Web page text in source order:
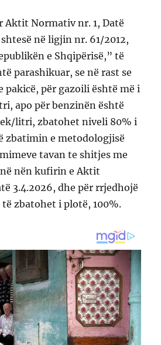
Aktit Normativ nr. 1, Datë
në ligjin nr. 61/2012,
e Shqipërisë,” të
parashikuar, se në rast se
pakicë, për gazoili është më i
apo për benzinën është
litri, zbatohet niveli 80% i
zbatimin e metodologjisë
tavan te shitjes me
nën kufirin e Aktit
3.4.2026, dhe për rrjedhojë
zbatohet i plotë, 100%.